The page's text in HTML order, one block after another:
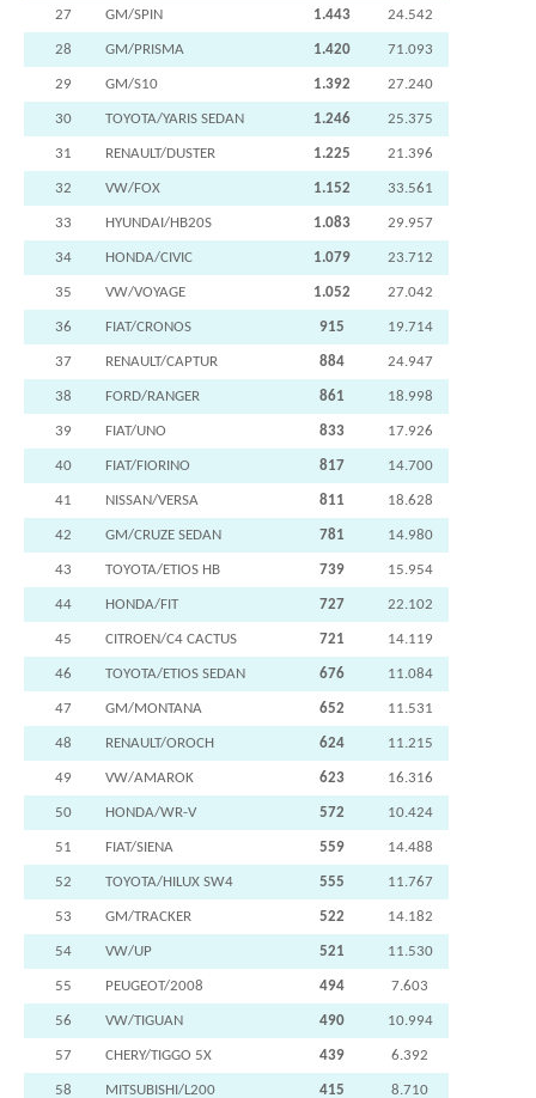
27 GM/SPIN 1.443 24.542
28 GM/PRISMA 1.420 71.093
29 GM/S10 1.392 27.240
30 TOYOTA/YARIS SEDAN 1.246 25.375
31 RENAULT/DUSTER 1.225 21.396
32 VW/FOX 1.152 33.561
33 HYUNDAI/HB20S 1.083 29.957
34 HONDA/CIVIC 1.079 23.712
35 VW/VOYAGE 1.052 27.042
36 FIAT/CRONOS 915 19.714
37 RENAULT/CAPTUR 884 24.947
38 FORD/RANGER 861 18.998
39 FIAT/UNO 833 17.926
40 FIAT/FIORINO 817 14.700
41 NISSAN/VERSA 811 18.628
42 GM/CRUZE SEDAN 781 14.980
43 TOYOTA/ETIOS HB 739 15.954
44 HONDA/FIT 727 22.102
45 CITROEN/C4 CACTUS 721 14.119
46 TOYOTA/ETIOS SEDAN 676 11.084
47 GM/MONTANA 652 11.531
48 RENAULT/OROCH 624 11.215
49 VW/AMAROK 623 16.316
50 HONDA/WR-V 572 10.424
51 FIAT/SIENA 559 14.488
52 TOYOTA/HILUX SW4 555 11.767
53 GM/TRACKER 522 14.182
54 VW/UP 521 11.530
55 PEUGEOT/2008 494 7.603
56 VW/TIGUAN 490 10.994
57 CHERY/TIGGO 5X 439 6.392
58 MITSUBISHI/L200 415 8.710